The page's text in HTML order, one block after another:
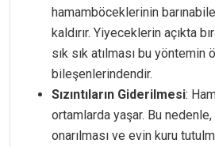
hamamböceklerinin
kaldırır. Yiyeceklerin açıkta
sık sık atılması bu yöntemin
bileşenlerindendir.
Sızıntıların Giderilmesi:
ortamlarda yaşar. Bu nedenle,
onarılması ve evin kuru